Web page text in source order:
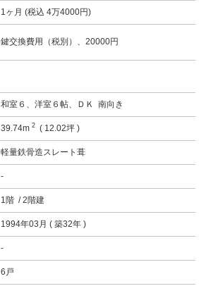
1ヶ月 (税込 4万4000円)
鍵交換費用（税別）、20000円
和室６、洋室６帖、ＤＫ 南向き
39.74m2 ( 12.02坪 )
軽量鉄骨造スレート葺
-
1階 / 2階建
1994年03月 ( 築32年 )
-
6戸